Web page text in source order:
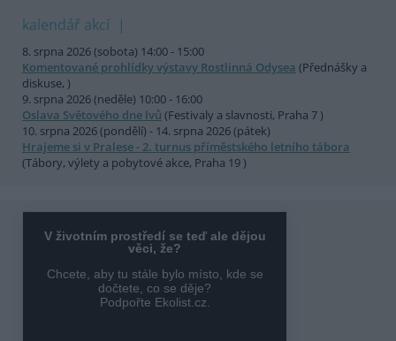
kalendář akcí
8. srpna 2026 (sobota) 14:00 - 15:00
Komentované prohlídky výstavy Rostlinná Odysea (Přednášky a
diskuse, )
9. srpna 2026 (neděle) 10:00 - 16:00
Oslava Světového dne lvů (Festivaly a slavnosti, Praha 7 )
10. srpna 2026 (pondělí) - 14. srpna 2026 (pátek)
Hrajeme si v Pralese - 2. turnus příměstského letního tábora
(Tábory, výlety a pobytové akce, Praha 19 )